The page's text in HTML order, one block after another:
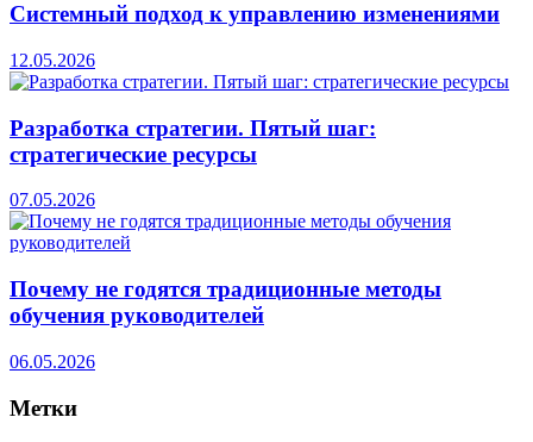
Системный подход к управлению изменениями
12.05.2026
Разработка стратегии. Пятый шаг:
стратегические ресурсы
07.05.2026
Почему не годятся традиционные методы
обучения руководителей
06.05.2026
Метки